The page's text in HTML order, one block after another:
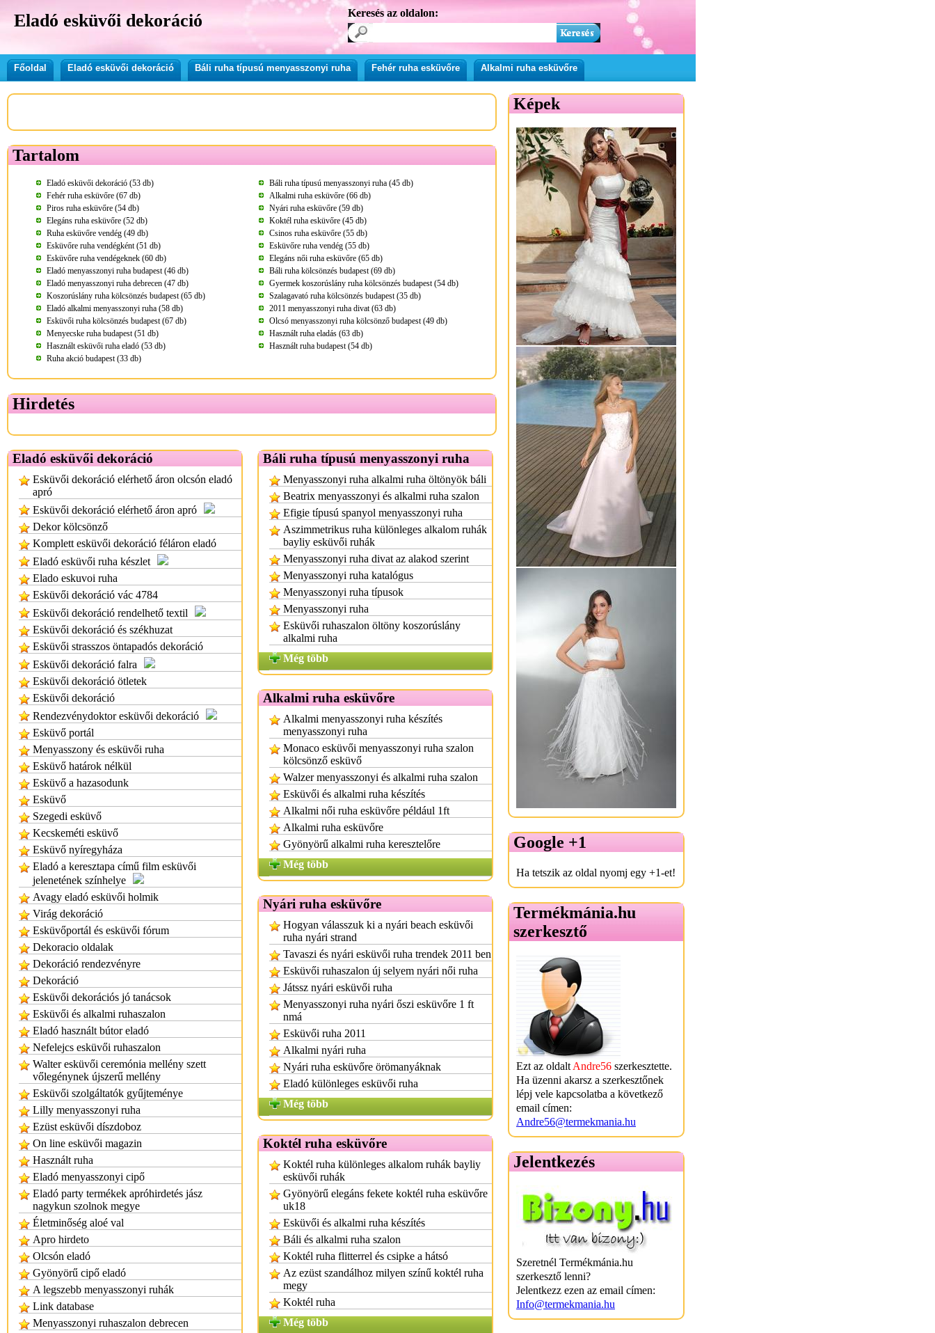
Eladó esküvői dekoráció Keresés az oldalon:
Főoldal Eladó esküvői dekoráció Báli ruha típusú menyasszonyi ruha Fehér ruha esküvőre Alkalmi ruha esküvőre
Tartalom
Eladó esküvői dekoráció (53 db)
Báli ruha típusú menyasszonyi ruha (45 db)
Fehér ruha esküvőre (67 db)
Alkalmi ruha esküvőre (66 db)
Piros ruha esküvőre (54 db)
Nyári ruha esküvőre (59 db)
Elegáns ruha esküvőre (52 db)
Koktél ruha esküvőre (45 db)
Ruha esküvőre vendég (49 db)
Csinos ruha esküvőre (55 db)
Esküvőre ruha vendégként (51 db)
Esküvőre ruha vendég (55 db)
Esküvőre ruha vendégeknek (60 db)
Elegáns női ruha esküvőre (65 db)
Eladó menyasszonyi ruha budapest (46 db)
Báli ruha kölcsönzés budapest (69 db)
Eladó menyasszonyi ruha debrecen (47 db)
Gyermek koszorúslány ruha kölcsönzés budapest (54 db)
Koszorúslány ruha kölcsönzés budapest (65 db)
Szalagavató ruha kölcsönzés budapest (35 db)
Eladó alkalmi menyasszonyi ruha (58 db)
2011 menyasszonyi ruha divat (63 db)
Esküvői ruha kölcsönzés budapest (67 db)
Olcsó menyasszonyi ruha kölcsönző budapest (49 db)
Menyecske ruha budapest (51 db)
Használt ruha eladás (63 db)
Használt esküvői ruha eladó (53 db)
Használt ruha budapest (54 db)
Ruha akció budapest (33 db)
Hirdetés
Eladó esküvői dekoráció
Esküvői dekoráció elérhető áron olcsón eladó
apró
Esküvői dekoráció elérhető áron apró
Dekor kölcsönző
Komplett esküvői dekoráció féláron eladó
Eladó esküvői ruha készlet
Elado eskuvoi ruha
Esküvői dekoráció vác 4784
Esküvői dekoráció rendelhető textil
Esküvői dekoráció és székhuzat
Esküvői strasszos öntapadós dekoráció
Esküvői dekoráció falra
Esküvői dekoráció ötletek
Esküvői dekoráció
Rendezvénydoktor esküvői dekoráció
Esküvő portál
Menyasszony és esküvői ruha
Esküvő határok nélkül
Esküvő a hazasodunk
Esküvő
Szegedi esküvő
Kecskeméti esküvő
Esküvő nyíregyháza
Eladó a keresztapa című film esküvői
jelenetének színhelye
Avagy eladó esküvői holmik
Virág dekoráció
Esküvőportál és esküvői fórum
Dekoracio oldalak
Dekoráció rendezvényre
Dekoráció
Esküvői dekorációs jó tanácsok
Esküvői és alkalmi ruhaszalon
Eladó használt bútor eladó
Nefelejcs esküvői ruhaszalon
Walter esküvői ceremónia mellény szett
vőlegénynek újszerű mellény
Esküvői szolgáltatók gyűjteménye
Lilly menyasszonyi ruha
Ezüst esküvői díszdoboz
On line esküvői magazin
Használt ruha
Eladó menyasszonyi cipő
Eladó party termékek apróhirdetés jász
nagykun szolnok megye
Életminőség aloé val
Apro hirdeto
Olcsón eladó
Gyönyörű cipő eladó
A legszebb menyasszonyi ruhák
Link database
Menyasszonyi ruhaszalon debrecen
Báli ruha típusú menyasszonyi ruha
Menyasszonyi ruha alkalmi ruha öltönyök báli
Beatrix menyasszonyi és alkalmi ruha szalon
Efigie típusú spanyol menyasszonyi ruha
Aszimmetrikus ruha különleges alkalom ruhák
bayliy esküvői ruhák
Menyasszonyi ruha divat az alakod szerint
Menyasszonyi ruha katalógus
Menyasszonyi ruha típusok
Menyasszonyi ruha
Esküvői ruhaszalon öltöny koszorúslány
alkalmi ruha
Még több
Alkalmi ruha esküvőre
Alkalmi menyasszonyi ruha készítés
menyasszonyi ruha
Monaco esküvői menyasszonyi ruha szalon
kölcsönző esküvő
Walzer menyasszonyi és alkalmi ruha szalon
Esküvői és alkalmi ruha készítés
Alkalmi női ruha esküvőre például 1ft
Alkalmi ruha esküvőre
Gyönyörű alkalmi ruha keresztelőre
Még több
Nyári ruha esküvőre
Hogyan válasszuk ki a nyári beach esküvői
ruha nyári strand
Tavaszi és nyári esküvői ruha trendek 2011 ben
Esküvői ruhaszalon új selyem nyári női ruha
Játssz nyári esküvői ruha
Menyasszonyi ruha nyári őszi esküvőre 1 ft
nmá
Esküvői ruha 2011
Alkalmi nyári ruha
Nyári ruha esküvőre örömanyáknak
Eladó különleges esküvői ruha
Még több
Koktél ruha esküvőre
Koktél ruha különleges alkalom ruhák bayliy
esküvői ruhák
Gyönyörű elegáns fekete koktél ruha esküvőre
uk18
Esküvői és alkalmi ruha készítés
Báli és alkalmi ruha szalon
Koktél ruha flitterrel és csipke a hátsó
Az ezüst szandálhoz milyen színű koktél ruha
megy
Koktél ruha
Még több
Képek
Google +1
Ha tetszik az oldal nyomj egy +1-et!
Termékmánia.hu
szerkesztő
Ezt az oldalt Andre56 szerkesztette.
Ha üzenni akarsz a szerkesztőnek
lépj vele kapcsolatba a következő
email címen:
Andre56@termekmania.hu
Jelentkezés
Szeretnél Termékmánia.hu
szerkesztő lenni?
Jelentkezz ezen az email címen:
Info@termekmania.hu